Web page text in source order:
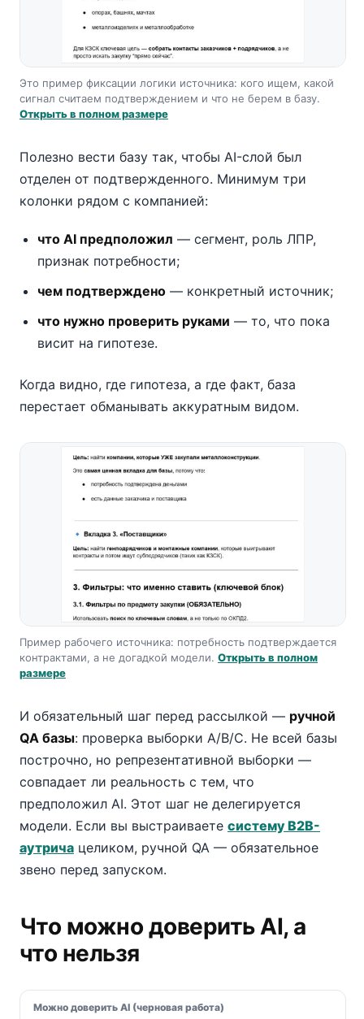
Это пример фиксации логики источника: кого ищем, какой
сигнал считаем подтверждением и что не берем в базу.
Открыть в полном размере
Полезно вести базу так, чтобы AI-слой был
отделен от подтвержденного. Минимум три
колонки рядом с компанией:
что AI предположил — сегмент, роль ЛПР,
признак потребности;
чем подтверждено — конкретный источник;
что нужно проверить руками — то, что пока
висит на гипотезе.
Когда видно, где гипотеза, а где факт, база
перестает обманывать аккуратным видом.
Пример рабочего источника: потребность подтверждается
контрактами, а не догадкой модели. Открыть в полном
размере
И обязательный шаг перед рассылкой — ручной
QA базы: проверка выборки A/B/C. Не всей базы
построчно, но репрезентативной выборки —
совпадает ли реальность с тем, что
предположил AI. Этот шаг не делегируется
модели. Если вы выстраиваете систему B2B-
аутрича целиком, ручной QA — обязательное
звено перед запуском.
Что можно доверить AI, а
что нельзя